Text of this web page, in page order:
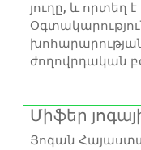
յուղը, և որտեղ
ժողովրդական
Միֆեր
Յոգան